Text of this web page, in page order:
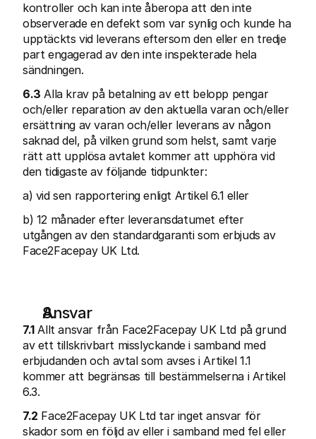
kontroller och kan inte åberopa att den inte
observerade en defekt som var synlig och kunde ha
upptäckts vid leverans eftersom den eller en tredje
part engagerad av den inte inspekterade hela
sändningen.
6.3 Alla krav på betalning av ett belopp pengar
och/eller reparation av den aktuella varan och/eller
ersättning av varan och/eller leverans av någon
saknad del, på vilken grund som helst, samt varje
rätt att upplösa avtalet kommer att upphöra vid
den tidigaste av följande tidpunkter:
a) vid sen rapportering enligt Artikel 6.1 eller
b) 12 månader efter leveransdatumet efter
utgången av den standardgaranti som erbjuds av
Face2Facepay UK Ltd.
Ansvar
7.1 Allt ansvar från Face2Facepay UK Ltd på grund
av ett tillskrivbart misslyckande i samband med
erbjudanden och avtal som avses i Artikel 1.1
kommer att begränsas till bestämmelserna i Artikel
6.3.
7.2 Face2Facepay UK Ltd tar inget ansvar för
skador som en följd av eller i samband med fel eller